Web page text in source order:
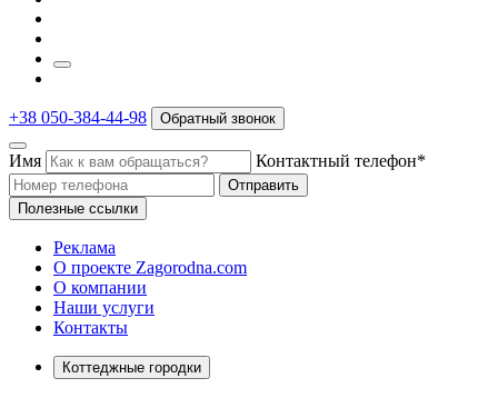
+38 050-384-44-98 Обратный звонок
Имя Контактный телефон*
Отправить
Полезные ссылки
Реклама
О проекте Zagorodna.com
О компании
Наши услуги
Контакты
Коттеджные городки